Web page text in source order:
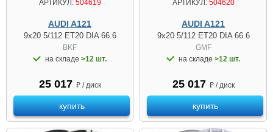
АРТИКУЛ:504619
AUDI A121
9x20 5/112 ET20 DIA 66.6
BKF
на складе >12 шт.
25 017 ₽ / диск
купить
АРТИКУЛ:504620
AUDI A121
9x20 5/112 ET20 DIA 66.6
GMF
на складе >12 шт.
25 017 ₽ / диск
купить